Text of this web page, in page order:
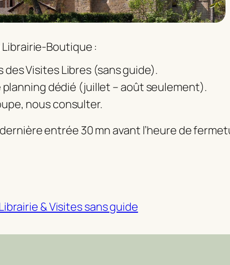
Librairie-Boutique :
Visites Libres (sans guide).
planning dédié (juillet – août seulement).
nous consulter.
entrée 30 mn avant l’heure de
& Visites sans guide